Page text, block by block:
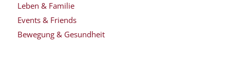
Leben & Familie
Events & Friends
Bewegung & Gesundheit